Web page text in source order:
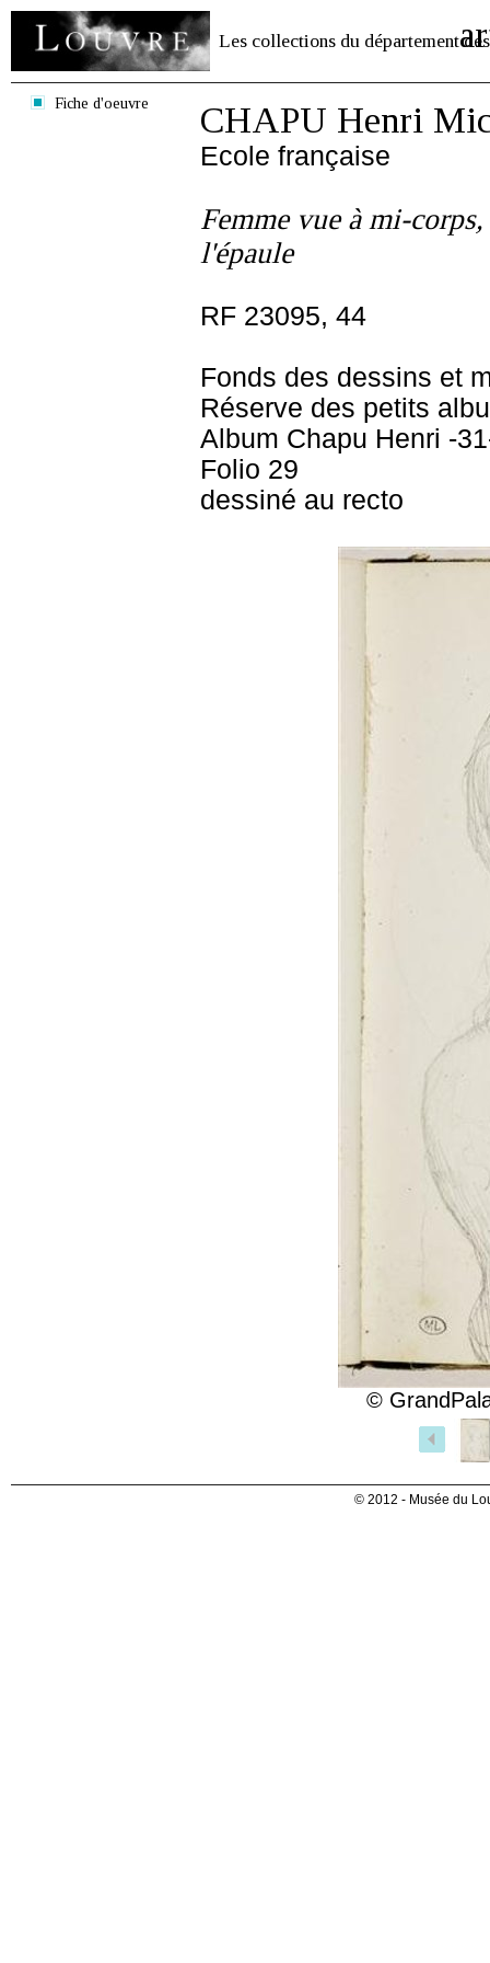
Les collections du département des
Fiche d'oeuvre CHAPU Henri
Ecole française
Femme vue à mi-
l'épaule
RF 23095, 44
Fonds des dessins et
Réserve des petits
Album Chapu Henri -
Folio 29
dessiné au recto
©
© 2012 - Musée du